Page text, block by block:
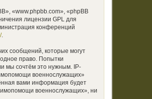
«www.phpbb.com», «phpBB
лицензии GPL для
конференций
.
сообщений, которые могут
право. Попытки
мы сочтём это нужным. IP-
военнослужащих»
вами информация будет
военнослужащих», ни